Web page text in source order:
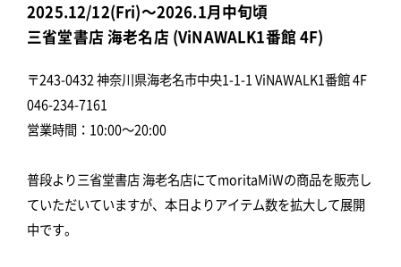
2025.12/12(Fri)～2026.1月中旬頃
三省堂書店 海老名店 (ViNAWALK1番館 4F)
〒243-0432 神奈川県海老名市中央1-1-1 ViNAWALK1番館 4F
046-234-7161
営業時間：10:00～20:00
普段より三省堂書店 海老名店にてmoritaMiWの商品を販売し
ていただいていますが、本日よりアイテム数を拡大して展開
中です。